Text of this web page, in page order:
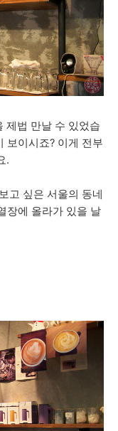
제법 만날 수 있었습
보이시죠? 이게 전부
.
고 싶은 서울의 동네
장에 올라가 있을 날